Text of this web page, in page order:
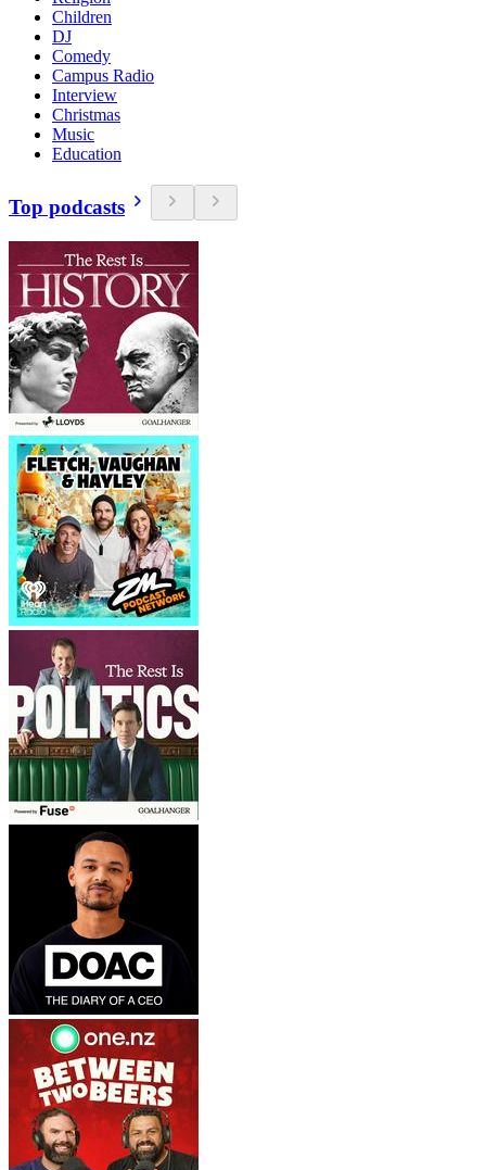
Children
DJ
Comedy
Campus Radio
Interview
Christmas
Music
Education
Top podcasts